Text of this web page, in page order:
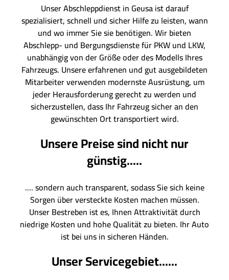
Unser Abschleppdienst in Geusa ist darauf
spezialisiert, schnell und sicher Hilfe zu leisten, wann
und wo immer Sie sie benötigen. Wir bieten
Abschlepp- und Bergungsdienste für PKW und LKW,
unabhängig von der Größe oder des Modells Ihres
Fahrzeugs. Unsere erfahrenen und gut ausgebildeten
Mitarbeiter verwenden modernste Ausrüstung, um
jeder Herausforderung gerecht zu werden und
sicherzustellen, dass Ihr Fahrzeug sicher an den
gewünschten Ort transportiert wird.
Unsere Preise sind nicht nur
günstig.....
.... sondern auch transparent, sodass Sie sich keine
Sorgen über versteckte Kosten machen müssen.
Unser Bestreben ist es, Ihnen Attraktivität durch
niedrige Kosten und hohe Qualität zu bieten. Ihr Auto
ist bei uns in sicheren Händen.
Unser Servicegebiet......